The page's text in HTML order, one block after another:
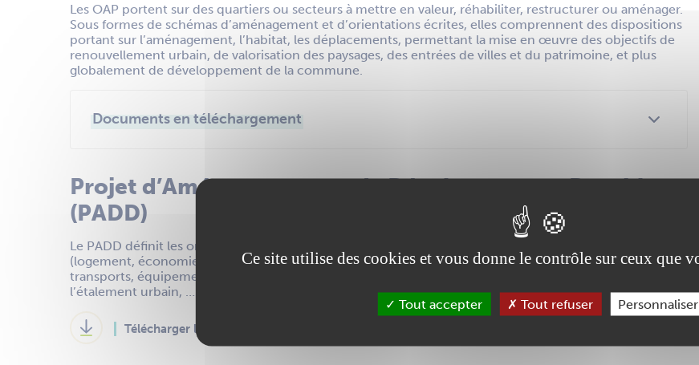
Les OAP portent sur des quartiers ou secteurs à mettre en valeur, réhabiliter, restructurer ou aménager.
Sous formes de schémas d’aménagement et d’orientations écrites, elles comprennent des dispositions
portant sur l’aménagement, l’habitat, les déplacements, permettant la mise en œuvre des objectifs de
renouvellement urbain, de valorisation des paysages, des entrées de villes et du patrimoine, et plus
globalement de développement de la commune.
Documents en téléchargement
Projet d’Aménagement et de Développement Durables
(PADD)
Le PADD définit les orientations générales des politiques d’aménagement, d’équipement, d’urbanisme
(logement, économie, protection et préservation des espaces naturels agricoles et forestiers,
transports, équipements collectifs, modération de la consommation de l’espace et de lutte contre
l’étalement urbain, ….). Celles-ci sont définies à moyen long termes.
Télécharger le PADD - Approuvé en décembre 2007
Ce site utilise des cookies et vous donne le contrôle sur ceux que
Tout accepter Tout refuser Personnaliser